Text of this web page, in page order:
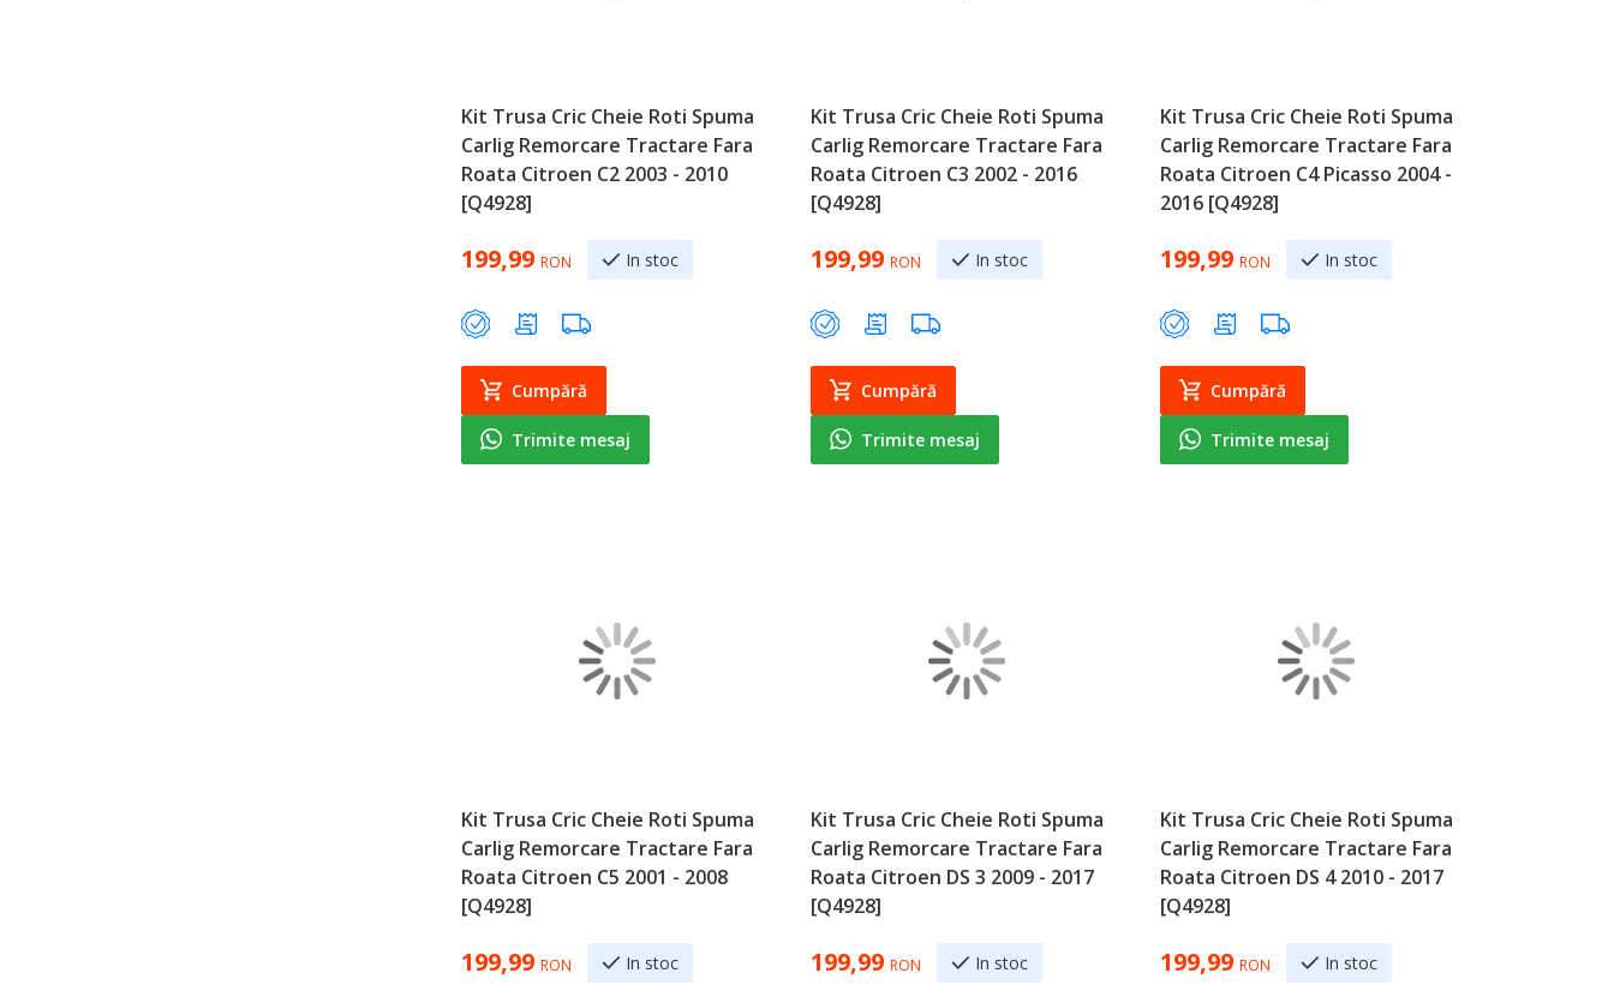
Kit Trusa Cric Cheie Roti Spuma
Carlig Remorcare Tractare Fara
Roata Citroen C2 2003 - 2010
[Q4928]
199,99 RON In stoc
Cumpără
Trimite mesaj
Kit Trusa Cric Cheie Roti Spuma
Carlig Remorcare Tractare Fara
Roata Citroen C3 2002 - 2016
[Q4928]
199,99 RON In stoc
Cumpără
Trimite mesaj
Kit Trusa Cric Cheie Roti Spuma
Carlig Remorcare Tractare Fara
Roata Citroen C4 Picasso 2004 -
2016 [Q4928]
199,99 RON In stoc
Cumpără
Trimite mesaj
Kit Trusa Cric Cheie Roti Spuma
Carlig Remorcare Tractare Fara
Roata Citroen C5 2001 - 2008
[Q4928]
199,99 RON In stoc
Kit Trusa Cric Cheie Roti Spuma
Carlig Remorcare Tractare Fara
Roata Citroen DS 3 2009 - 2017
[Q4928]
199,99 RON In stoc
Kit Trusa Cric Cheie Roti Spuma
Carlig Remorcare Tractare Fara
Roata Citroen DS 4 2010 - 2017
[Q4928]
199,99 RON In stoc